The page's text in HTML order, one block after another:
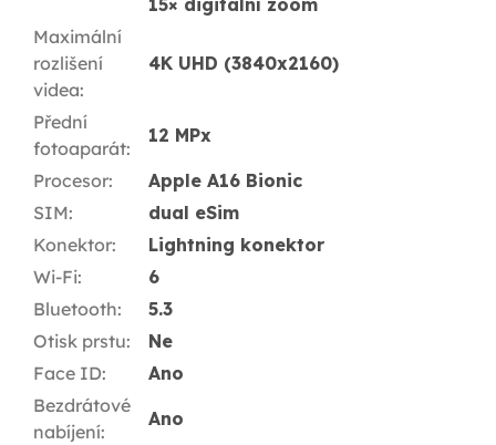
15× digitální zoom
Maximální
rozlišení
videa:
4K UHD (3840x2160)
Přední
fotoaparát:
12 MPx
Procesor:
Apple A16 Bionic
SIM:
dual eSim
Konektor:
Lightning konektor
Wi-Fi:
6
Bluetooth:
5.3
Otisk prstu:
Ne
Face ID:
Ano
Bezdrátové
nabíjení:
Ano